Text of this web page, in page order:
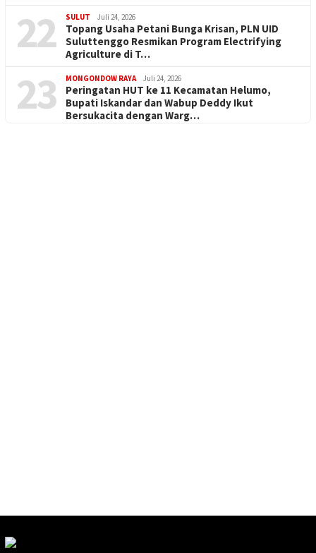
22 SULUT Juli 24, 2026
Topang Usaha Petani Bunga Krisan, PLN UID
Suluttenggo Resmikan Program Electrifying
Agriculture di T…
23 MONGONDOW RAYA Juli 24, 2026
Peringatan HUT ke 11 Kecamatan Helumo,
Bupati Iskandar dan Wabup Deddy Ikut
Bersukacita dengan Warg…